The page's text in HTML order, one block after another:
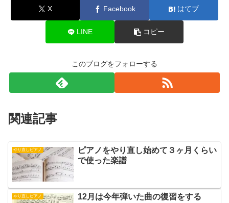
X Facebook はてブ
LINE コピー
このブログをフォローする
関連記事
やり直しピアノ
ピアノをやり直し始めて３ヶ月くらい
で使った楽譜
やり直しピアノ 12月は今年弾いた曲の復習をする